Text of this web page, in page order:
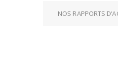
NOS RAPPORTS